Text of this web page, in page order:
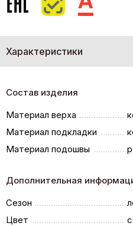
Характеристики
Состав изделия
Материал верха
Материал подкладки
Материал подошвы
Дополнительная
Сезон
Цвет